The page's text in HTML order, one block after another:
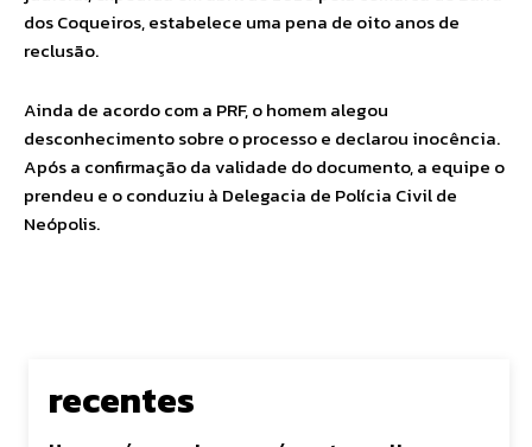
dos Coqueiros, estabelece uma pena de oito anos de
reclusão.
Ainda de acordo com a PRF, o homem alegou
desconhecimento sobre o processo e declarou inocência.
Após a confirmação da validade do documento, a equipe o
prendeu e o conduziu à Delegacia de Polícia Civil de
Neópolis.
recentes